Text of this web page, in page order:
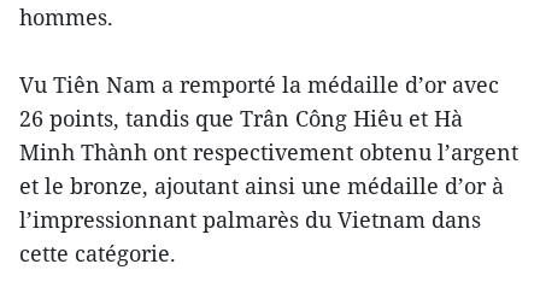
hommes.
Vu Tiên Nam a remporté la médaille d’or avec
26 points, tandis que Trân Công Hiêu et Hà
Minh Thành ont respectivement obtenu l’argent
et le bronze, ajoutant ainsi une médaille d’or à
l’impressionnant palmarès du Vietnam dans
cette catégorie.